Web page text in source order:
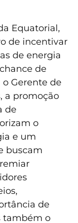
Equatorial,
de incentivar
de energia
de
Gerente de
a promoção
de
o
e um
buscam
de
também o